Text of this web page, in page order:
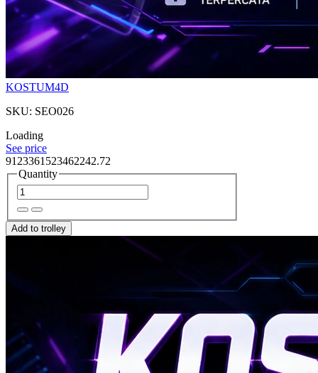
KOSTUM4D
SKU: SEO026
Loading
See price
9123361523462242.72
Quantity
Add to trolley